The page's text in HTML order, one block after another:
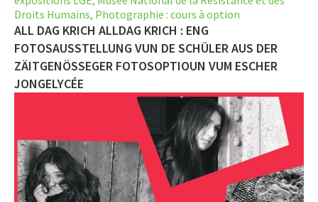
ACTIVITÉS
SERVICES
APPRENTISSAGE
Droits Humains, Photographie : cours à option
ALL DAG KRICH ALLDAG KRICH : ENG
FOTOSAUSSTELLUNG VUN DE SCHÜLER AUS DER
ZÄITGENÖSSEGER FOTOSOPTIOUN VUM ESCHER
JONGELYCÉE